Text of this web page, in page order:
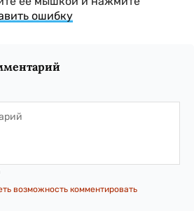
ошибку
возможность комментировать